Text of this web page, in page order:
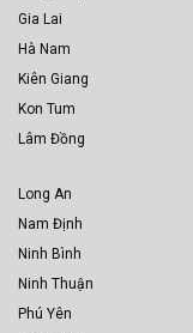
Gia Lai
Hà Nam
Kiên Giang
Kon Tum
Lâm Đồng
Long An
Nam Định
Ninh Bình
Ninh Thuận
Phú Yên